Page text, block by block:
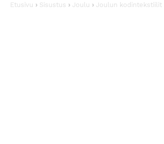
Etusivu › Sisustus › Joulu › Joulun kodintekstiilit